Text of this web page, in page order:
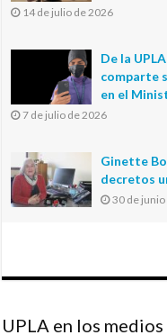
14 de julio de 2026
De la
comparte
en el
7 de julio de 2026
Ginette
decretos
30 de
UPLA en los medios